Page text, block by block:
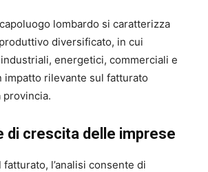
lombardo si caratterizza
diversificato, in cui
energetici, commerciali e
impatto rilevante sul fatturato
provincia.
di crescita delle imprese
l’analisi consente di